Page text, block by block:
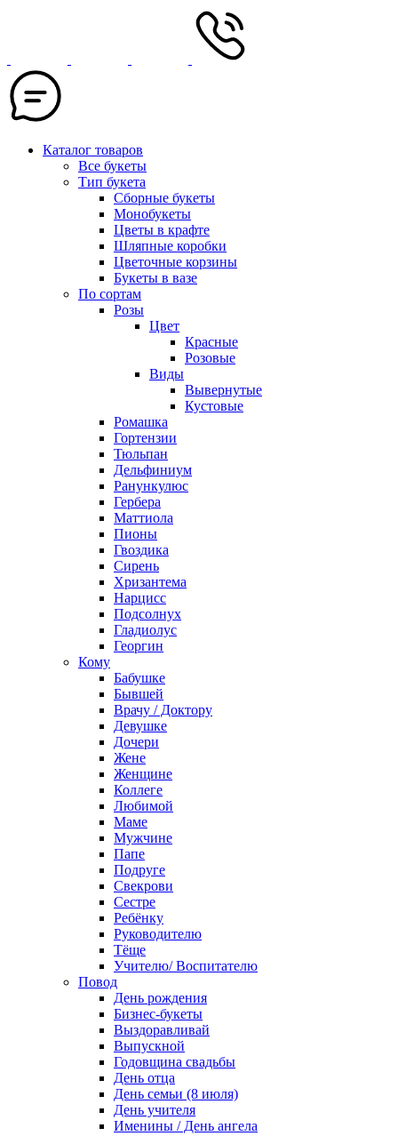
Каталог товаров
Все букеты
Тип букета
Сборные букеты
Монобукеты
Цветы в крафте
Шляпные коробки
Цветочные корзины
Букеты в вазе
По сортам
Розы
Цвет
Красные
Розовые
Виды
Вывернутые
Кустовые
Ромашка
Гортензии
Тюльпан
Дельфиниум
Ранункулюс
Гербера
Маттиола
Пионы
Гвоздика
Сирень
Хризантема
Нарцисс
Подсолнух
Гладиолус
Георгин
Кому
Бабушке
Бывшей
Врачу / Доктору
Девушке
Дочери
Жене
Женщине
Коллеге
Любимой
Маме
Мужчине
Папе
Подруге
Свекрови
Сестре
Ребёнку
Руководителю
Тёще
Учителю/ Воспитателю
Повод
День рождения
Бизнес-букеты
Выздоравливай
Выпускной
Годовщина свадьбы
День отца
День семьи (8 июля)
День учителя
Именины / День ангела